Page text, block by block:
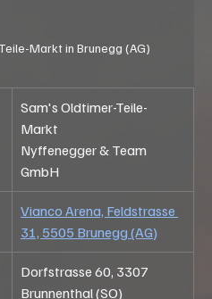
Markt in Brunegg (AG)
Sam's Oldtimer-Teile-
Markt
Nyffenegger & Team
GmbH
Vianco Arena, Feldstrasse
31, 5505 Brunegg (AG)
Dorfstrasse 60, 3307
Brunnenthal (SO)